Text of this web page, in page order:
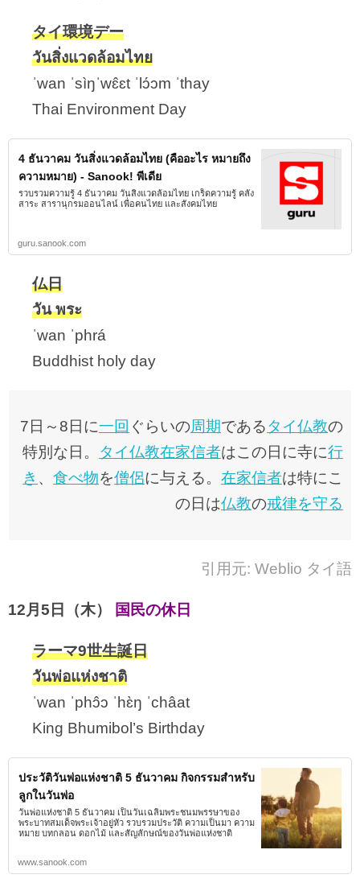
タイ環境デー
วันสิ่งแวดล้อมไทย
ˈwan ˈsìŋˈwɛ̂ɛt ˈlɔ́ɔm ˈthay
Thai Environment Day
4 ธันวาคม วันสิ่งแวดล้อมไทย (คืออะไร หมายถึง
ความหมาย) - Sanook! พีเดีย
รวบรวมความรู้ 4 ธันวาคม วันสิ่งแวดล้อมไทย เกร็ดความรู้ คลัง
สาระ สารานุกรมออนไลน์ เพื่อคนไทย และสังคมไทย
guru.sanook.com
仏日
วัน พระ
ˈwan ˈphrá
Buddhist holy day
7日～8日に一回 ぐらいの周期であるタイ仏教の
特別な日。 タイ仏教在家信者はこの日に寺に行
き 、 食べ物を僧侶に与える。 在家信者は特にこ
の日は仏教の戒律を守る
引用元: Weblio タイ語
12月5日（木） 国民の休日
ラーマ9世生誕日
วันพ่อแห่งชาติ
ˈwan ˈphɔ̂ɔ ˈhɛ̀ŋ ˈchâat
King Bhumibol’s Birthday
ประวัติวันพ่อแห่งชาติ 5 ธันวาคม กิจกรรมสำหรับ
ลูกในวันพ่อ
วันพ่อแห่งชาติ 5 ธันวาคม เป็นวันเฉลิมพระชนมพรรษาของ
พระบาทสมเด็จพระเจ้าอยู่หัว รวบรวมประวัติ ความเป็นมา ความ
หมาย บทกลอน ดอกไม้ และสัญลักษณ์ของวันพ่อแห่งชาติ
www.sanook.com